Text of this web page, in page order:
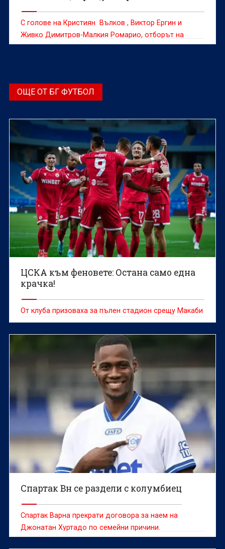
С голове на Кристиян Вълков , Виктор Ергин и
Живко Димитров-Малкия Ромарио, отборът на
Беласица победи Спортист Своге като домакин с
ОЩЕ ОТ БГ ФУТБОЛ
ЦСКА към феновете: Остана само една
крачка!
От клуба призоваха за пълен стадион срещу Макаби
Спартак Вн се раздели с колумбиец
Спартак Варна прекрати договора за наем на
Джонатан Хуртадо по семейни причини.